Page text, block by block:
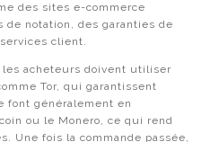
des sites e-commerce
de notation, des garanties de
client.
les acheteurs doivent utiliser
Tor, qui garantissent
font généralement en
ou le Monero, ce qui rend
Une fois la commande passée,